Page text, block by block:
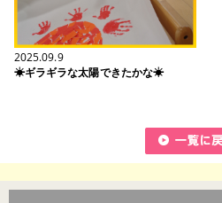
2025.09.9
☀ギラギラな太陽できたかな☀